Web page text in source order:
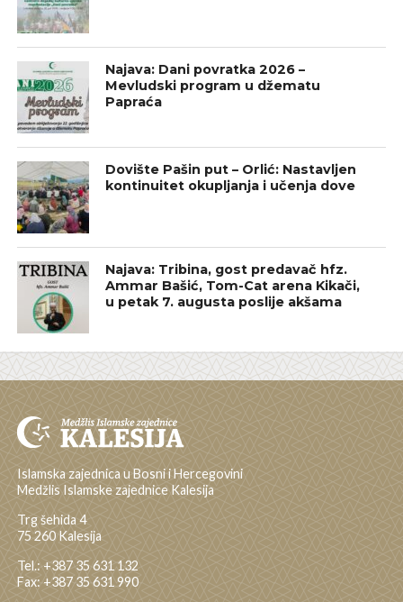
Najava: Dani povratka 2026 –
Mevludski program u džematu
Papraća
Dovište Pašin put – Orlić: Nastavljen
kontinuitet okupljanja i učenja dove
Najava: Tribina, gost predavač hfz.
Ammar Bašić, Tom-Cat arena Kikači,
u petak 7. augusta poslije akšama
Islamska zajednica u Bosni i Hercegovini
Medžlis Islamske zajednice Kalesija
Trg šehida 4
75 260 Kalesija
Tel.: +387 35 631 132
Fax: +387 35 631 990